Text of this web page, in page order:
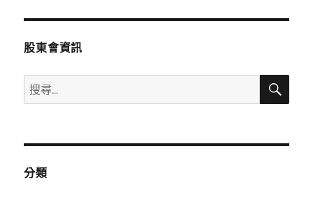
章:
股東會資訊
搜
尋
鍵
搜
分類